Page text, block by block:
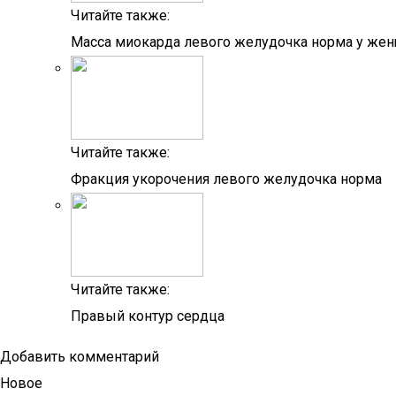
Читайте также:
Масса миокарда левого желудочка норма у
Читайте также:
Фракция укорочения левого желудочка норма
Читайте также:
Правый контур сердца
Добавить комментарий
Новое